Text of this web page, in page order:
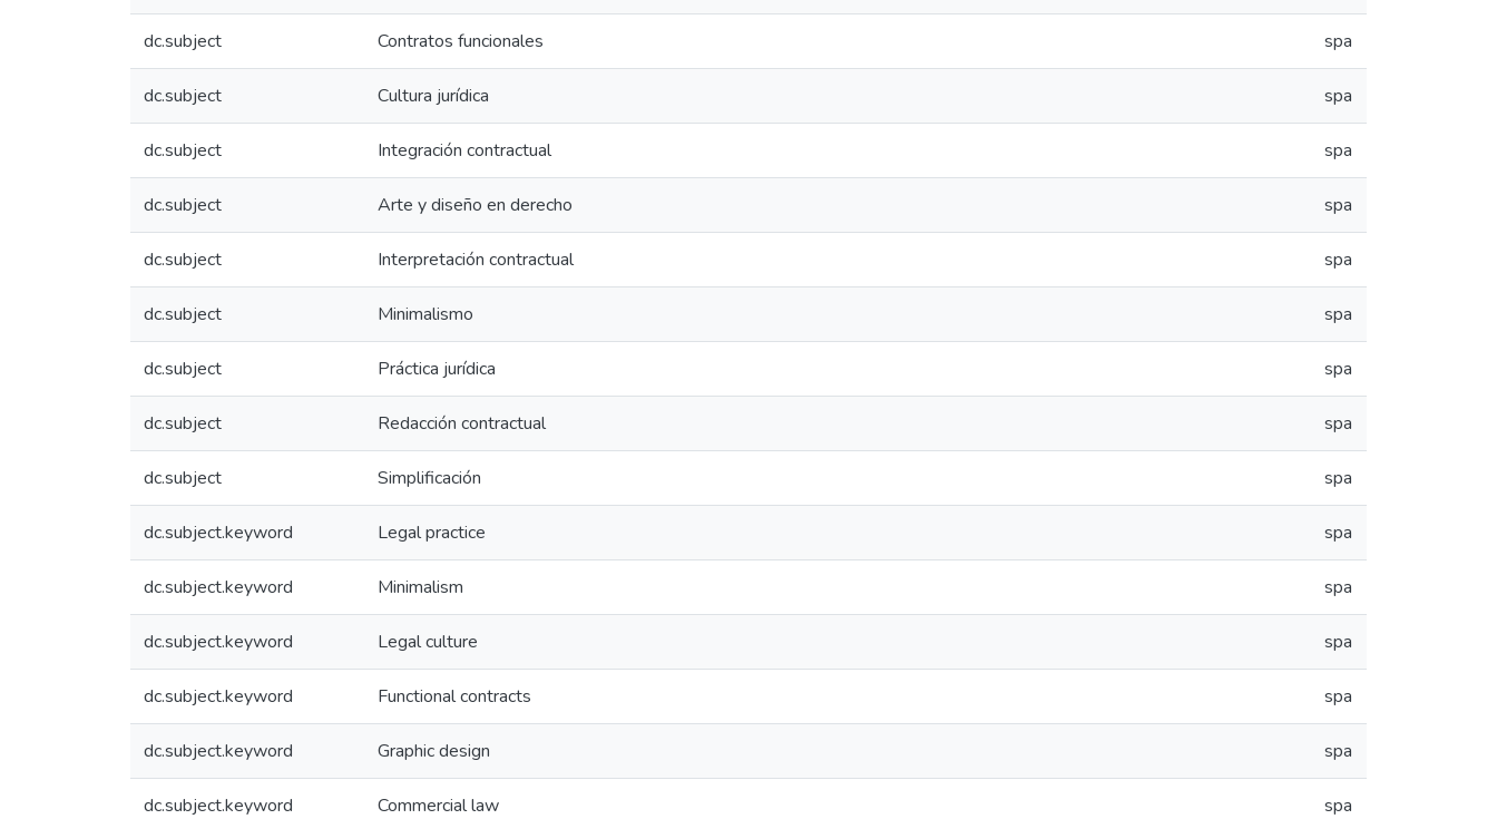
dc.subject Contratos funcionales spa
dc.subject Cultura jurídica spa
dc.subject Integración contractual spa
dc.subject Arte y diseño en derecho spa
dc.subject Interpretación contractual spa
dc.subject Minimalismo spa
dc.subject Práctica jurídica spa
dc.subject Redacción contractual spa
dc.subject Simplificación spa
dc.subject.keyword Legal practice spa
dc.subject.keyword Minimalism spa
dc.subject.keyword Legal culture spa
dc.subject.keyword Functional contracts spa
dc.subject.keyword Graphic design spa
dc.subject.keyword Commercial law spa